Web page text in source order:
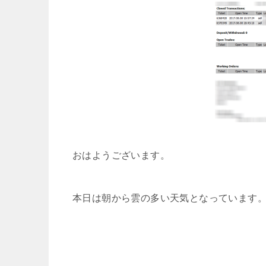
おはようございます。
本日は朝から雲の多い天気となっています